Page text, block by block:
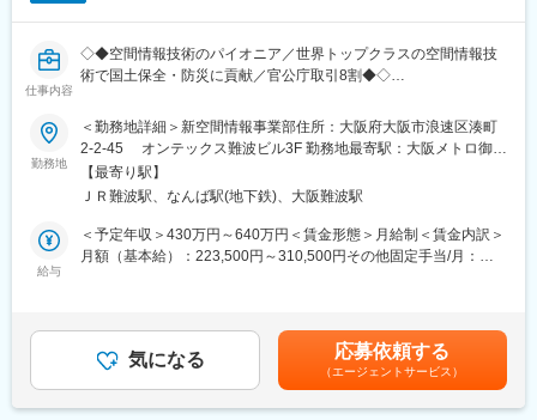
でに12店舗予定です。
変更の範囲：会社の定める業務
(1)法務企画グループ
教育（カルテル、贈収賄のリスク低減等）、不正防止対応に関す
る企画・推進、コーポレート・ガバナンスの企画・運営です。
場や関係部門から必要な情報収集を行い、かつ連携・協働しなが
ら、企画・推進することが重要となります。
(2)事業法務グループ
グ、（3）トラブル・クレーム対応 です。M&Aや再編などのプ
ロジェクト案件や訴訟が起こった場合にはこれも対応いただきま
クも洗い出して適切にヘッジすることが求められます。
従って、関連部門や他職能とコミュニケーションを密にし、多
くのステークホルダーと連携・協働することがとても重要です。
仕事内容
◇◆空間情報技術のパイオニア／世界トップクラスの空間情報技
術で国土保全・防災に貢献／官公庁取引8割◆◇
■業務内容：
道路（歩道含む）、建物、倉庫などを対象に、3D計測および点群
データの処理・解析業務を担当いただきます。
車載型・歩行型・手持型の計測装置を用いたレーザ点群計測や写
真撮影を行い、その後、専用ソフトウェアやAI技術を活用して地
物の自動抽出やデータ整備を進める業務です。
■具体的には：
む）
◇点群データの処理・解析
◇専用ソフトウェアによるデータクリーニング、ノイズ除去、地
勤務地
＜勤務地詳細＞新空間情報事業部住所：大阪府大阪市浪速区湊町
2-2-45 オンテックス難波ビル3F 勤務地最寄駅：大阪メトロ御堂
筋線／なんば駅受動喫煙対策：屋内全面禁煙変更の範囲：会社の
定める事業所（リモートワーク含む）
【最寄り駅】
ＪＲ難波駅、なんば駅(地下鉄)、大阪難波駅
給与
＜予定年収＞430万円～640万円＜賃金形態＞月給制＜賃金内訳＞
月額（基本給）：223,500円～310,500円その他固定手当/月：
安の金額であり、選考を通じて上下する可能性があります。月給
(月額)は固定手当を含めた表記です。
気になる 応募依頼する
（エージェントサービス）